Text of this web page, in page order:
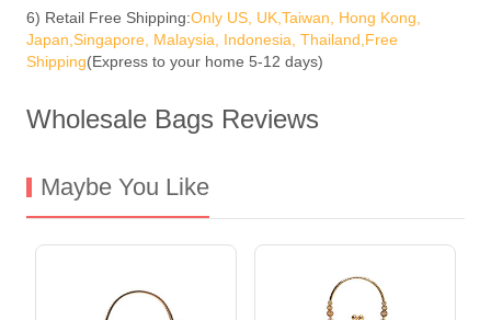
6) Retail Free Shipping:Only US, UK,Taiwan, Hong Kong,
Japan,Singapore, Malaysia, Indonesia, Thailand,Free
Shipping(Express to your home 5-12 days)
Wholesale Bags Reviews
Maybe You Like